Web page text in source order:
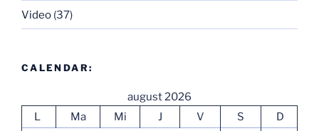
Video (37)
CALENDAR:
august 2026
L
Ma Mi J V S
D